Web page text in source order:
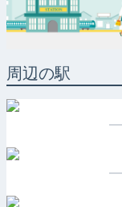
周辺の駅